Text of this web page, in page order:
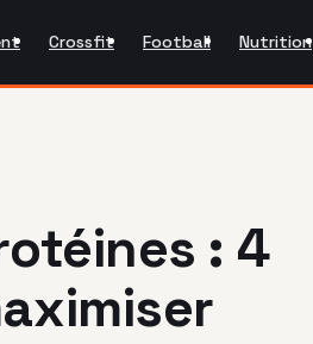
Crossfit Football Nutrition
: 4